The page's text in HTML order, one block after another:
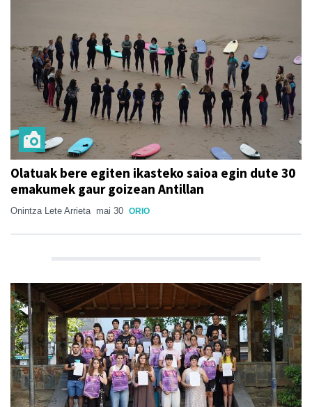
Olatuak bere egiten ikasteko saioa egin dute 30
emakumek gaur goizean Antillan
Onintza Lete Arrieta mai 30 ORIO